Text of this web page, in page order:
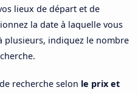
lieux de départ et de
la date à laquelle vous
plusieurs, indiquez le nombre
recherche selon le prix et